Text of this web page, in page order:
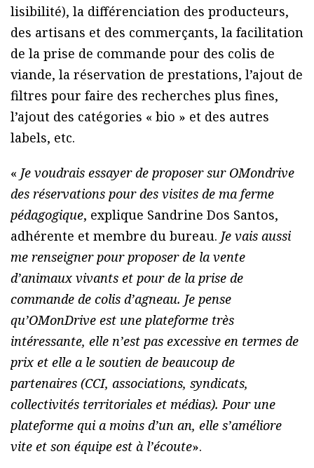
lisibilité), la différenciation des producteurs,
des artisans et des commerçants, la facilitation
de la prise de commande pour des colis de
viande, la réservation de prestations, l’ajout de
filtres pour faire des recherches plus fines,
l’ajout des catégories « bio » et des autres
labels, etc.
« Je voudrais essayer de proposer sur OMondrive
des réservations pour des visites de ma ferme
pédagogique, explique Sandrine Dos Santos,
adhérente et membre du bureau. Je vais aussi
me renseigner pour proposer de la vente
d’animaux vivants et pour de la prise de
commande de colis d’agneau. Je pense
qu’OMonDrive est une plateforme très
intéressante, elle n’est pas excessive en termes de
prix et elle a le soutien de beaucoup de
partenaires (CCI, associations, syndicats,
collectivités territoriales et médias). Pour une
plateforme qui a moins d’un an, elle s’améliore
vite et son équipe est à l’écoute».